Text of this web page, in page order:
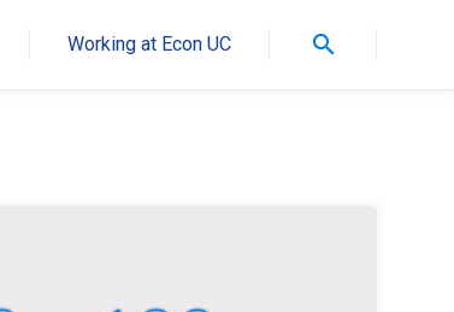
Working at Econ UC search